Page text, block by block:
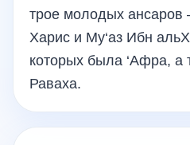
трое молодых ансаров
Харис и Му‘аз Ибн
которых была ‘Афра, а
Раваха.